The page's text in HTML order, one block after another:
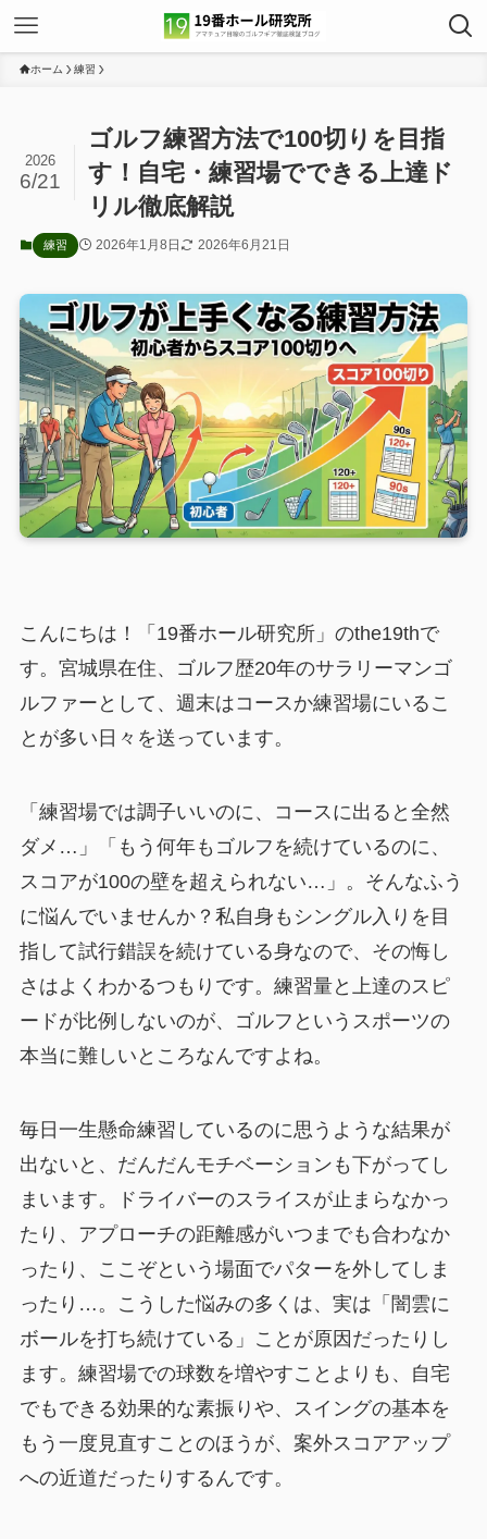
ホーム 練習
ゴルフ練習方法で100切りを目指
す！自宅・練習場でできる上達ド
リル徹底解説
2026
6/21
練習 2026年1月8日 2026年6月21日
こんにちは！「19番ホール研究所」のthe19thで
す。宮城県在住、ゴルフ歴20年のサラリーマンゴ
ルファーとして、週末はコースか練習場にいるこ
とが多い日々を送っています。
「練習場では調子いいのに、コースに出ると全然
ダメ…」「もう何年もゴルフを続けているのに、
スコアが100の壁を超えられない…」。そんなふう
に悩んでいませんか？私自身もシングル入りを目
指して試行錯誤を続けている身なので、その悔し
さはよくわかるつもりです。練習量と上達のスピ
ードが比例しないのが、ゴルフというスポーツの
本当に難しいところなんですよね。
毎日一生懸命練習しているのに思うような結果が
出ないと、だんだんモチベーションも下がってし
まいます。ドライバーのスライスが止まらなかっ
たり、アプローチの距離感がいつまでも合わなか
ったり、ここぞという場面でパターを外してしま
ったり…。こうした悩みの多くは、実は「闇雲に
ボールを打ち続けている」ことが原因だったりし
ます。練習場での球数を増やすことよりも、自宅
でもできる効果的な素振りや、スイングの基本を
もう一度見直すことのほうが、案外スコアアップ
への近道だったりするんです。